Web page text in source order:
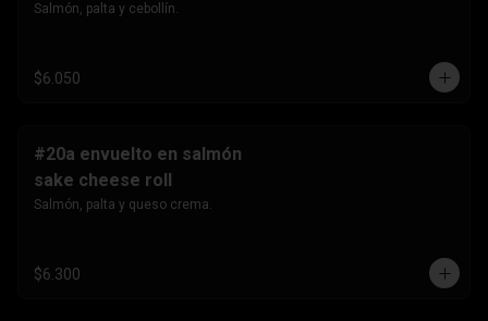
Salmón, palta y cebollín.
$6.050
#20a envuelto en salmón
sake cheese roll
Salmón, palta y queso crema.
$6.300